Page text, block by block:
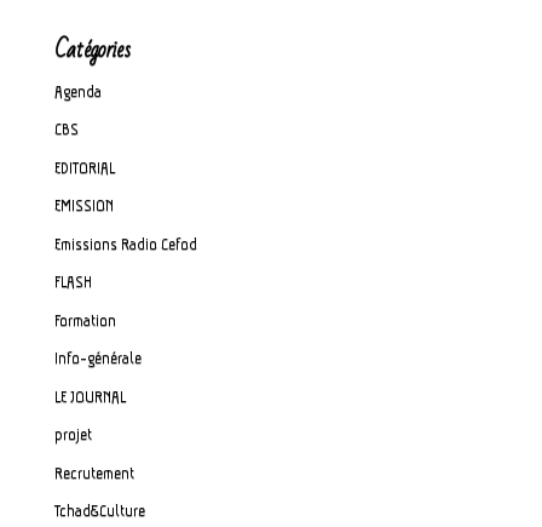
Catégories
Agenda
CBS
EDITORIAL
EMISSION
Emissions Radio Cefod
FLASH
Formation
Info-générale
LE JOURNAL
projet
Recrutement
Tchad&Culture